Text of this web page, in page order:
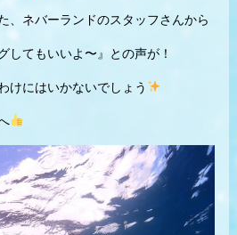
、ネバーランドのスタッフさんから
してもいいよ〜』との声が！
けにはいかないでしょう